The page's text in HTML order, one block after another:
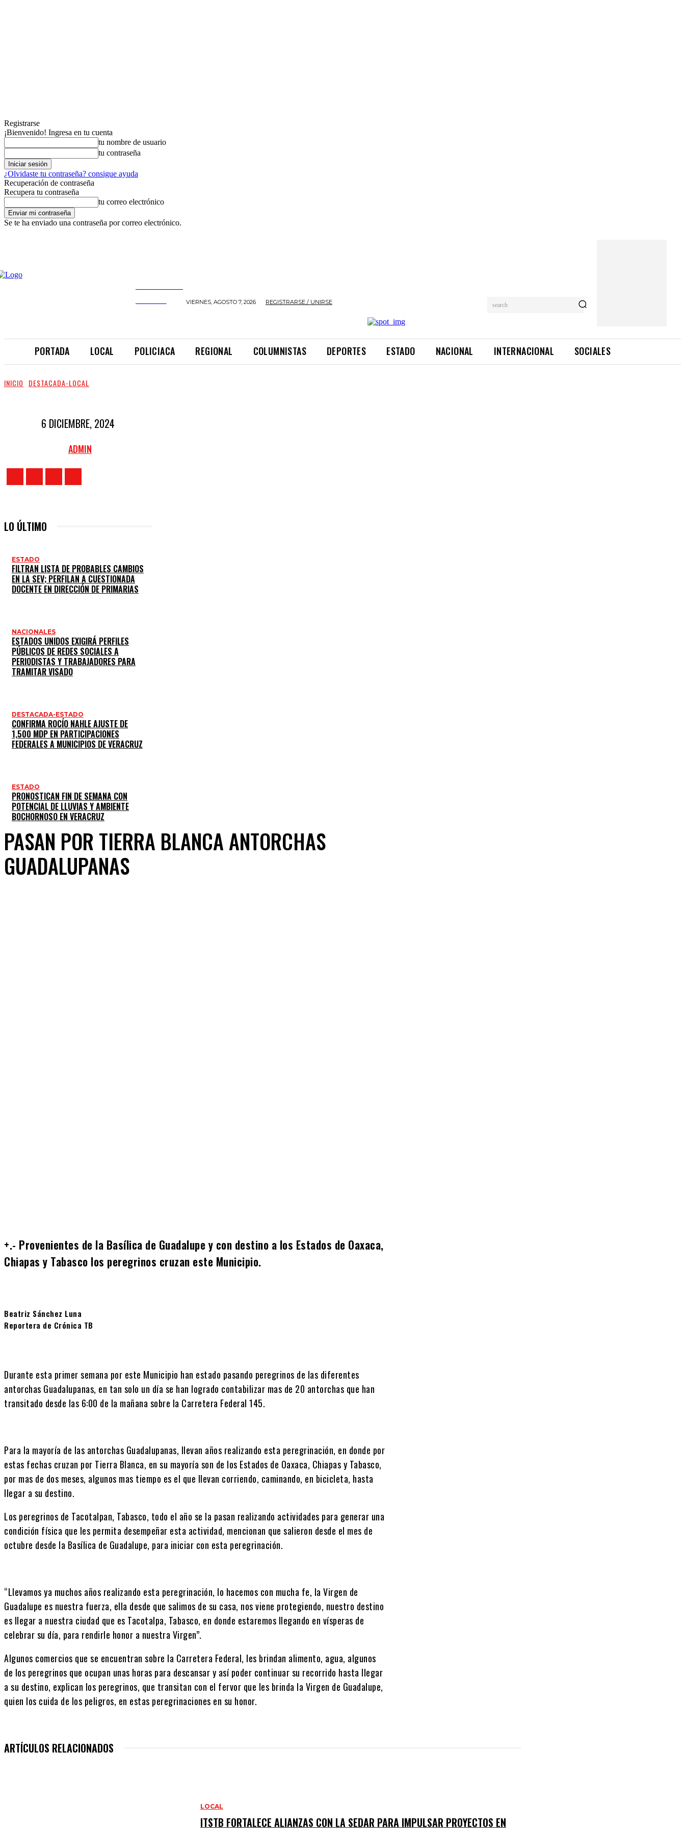
Registrarse
¡Bienvenido! Ingresa en tu cuenta
tu nombre de usuario
tu contraseña
¿Olvidaste tu contraseña? consigue ayuda
Recuperación de contraseña
Recupera tu contraseña
tu correo electrónico
Se te ha enviado una contraseña por correo electrónico.
VIERNES, AGOSTO 7, 2026 REGISTRARSE / UNIRSE search
PORTADA LOCAL POLICIACA REGIONAL COLUMNISTAS DEPORTES ESTADO NACIONAL INTERNACIONAL SOCIALES
INICIO DESTACADA-LOCAL
6 DICIEMBRE, 2024
ADMIN
LO ÚLTIMO
ESTADO
FILTRAN LISTA DE PROBABLES CAMBIOS
EN LA SEV; PERFILAN A CUESTIONADA
DOCENTE EN DIRECCIÓN DE PRIMARIAS
NACIONALES
ESTADOS UNIDOS EXIGIRÁ PERFILES
PÚBLICOS DE REDES SOCIALES A
PERIODISTAS Y TRABAJADORES PARA
TRAMITAR VISADO
DESTACADA-ESTADO
CONFIRMA ROCÍO NAHLE AJUSTE DE
1,500 MDP EN PARTICIPACIONES
FEDERALES A MUNICIPIOS DE VERACRUZ
ESTADO
PRONOSTICAN FIN DE SEMANA CON
POTENCIAL DE LLUVIAS Y AMBIENTE
BOCHORNOSO EN VERACRUZ
PASAN POR TIERRA BLANCA ANTORCHAS
GUADALUPANAS
+.- Provenientes de la Basílica de Guadalupe y con destino a los Estados de Oaxaca,
Chiapas y Tabasco los peregrinos cruzan este Municipio.
Beatriz Sánchez Luna
Reportera de Crónica TB
Durante esta primer semana por este Municipio han estado pasando peregrinos de las diferentes
antorchas Guadalupanas, en tan solo un día se han logrado contabilizar mas de 20 antorchas que han
transitado desde las 6:00 de la mañana sobre la Carretera Federal 145.
Para la mayoría de las antorchas Guadalupanas, llevan años realizando esta peregrinación, en donde por
estas fechas cruzan por Tierra Blanca, en su mayoría son de los Estados de Oaxaca, Chiapas y Tabasco,
por mas de dos meses, algunos mas tiempo es el que llevan corriendo, caminando, en bicicleta, hasta
llegar a su destino.
Los peregrinos de Tacotalpan, Tabasco, todo el año se la pasan realizando actividades para generar una
condición física que les permita desempeñar esta actividad, mencionan que salieron desde el mes de
octubre desde la Basílica de Guadalupe, para iniciar con esta peregrinación.
“Llevamos ya muchos años realizando esta peregrinación, lo hacemos con mucha fe, la Virgen de
Guadalupe es nuestra fuerza, ella desde que salimos de su casa, nos viene protegiendo, nuestro destino
es llegar a nuestra ciudad que es Tacotalpa, Tabasco, en donde estaremos llegando en vísperas de
celebrar su día, para rendirle honor a nuestra Virgen”.
Algunos comercios que se encuentran sobre la Carretera Federal, les brindan alimento, agua, algunos
de los peregrinos que ocupan unas horas para descansar y así poder continuar su recorrido hasta llegar
a su destino, explican los peregrinos, que transitan con el fervor que les brinda la Virgen de Guadalupe,
quien los cuida de los peligros, en estas peregrinaciones en su honor.
ARTÍCULOS RELACIONADOS
LOCAL
ITSTB FORTALECE ALIANZAS CON LA SEDAR PARA IMPULSAR PROYECTOS EN